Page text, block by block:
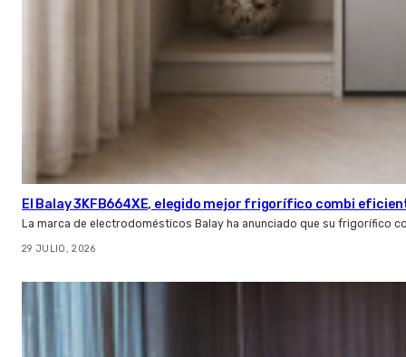
El Balay 3KFB664XE, elegido mejor frigorífico combi
La marca de electrodomésticos Balay ha anunciado que su frigorífico
29 JULIO, 2026